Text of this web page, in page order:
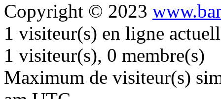
Copyright © 2023
1 visiteur(s) en ligne
1 visiteur(s), 0 membre(s)
Maximum de visiteur(s)